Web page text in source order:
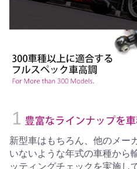
新型車はもちろん、他のメー
いないような年式の車種から
ッティングチェックを実施し